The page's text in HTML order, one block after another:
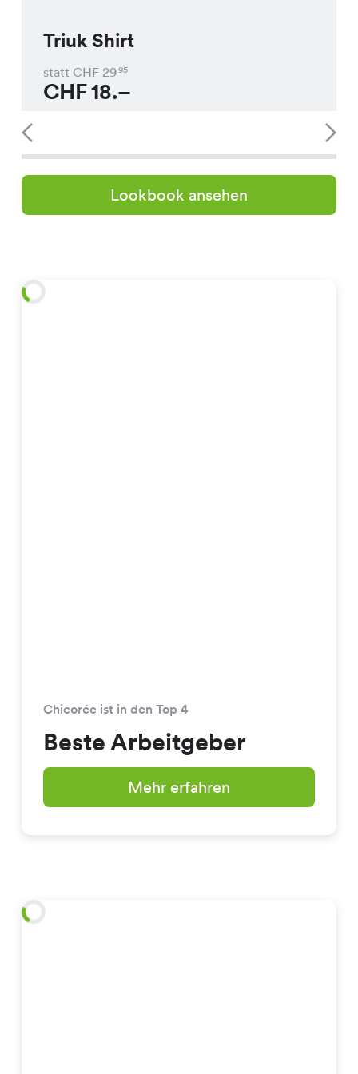
Triuk Shirt
statt CHF 2995
CHF18.–
Lookbook ansehen
Chicorée ist in den Top 4
Beste Arbeitgeber
Mehr erfahren